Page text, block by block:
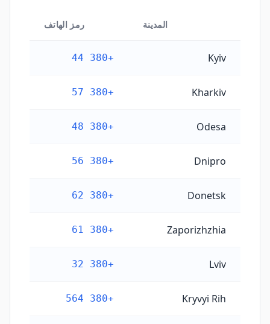
المدينة رمز الهاتف
Kyiv
+380 44
Kharkiv
+380 57
Odesa
+380 48
Dnipro
+380 56
Donetsk
+380 62
Zaporizhzhia
+380 61
Lviv
+380 32
Kryvyi Rih
+380 564